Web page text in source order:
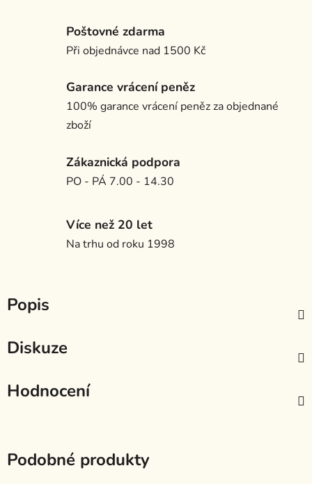
Poštovné zdarma
Při objednávce nad 1500 Kč
Garance vrácení peněz
100% garance vrácení peněz za objednané
zboží
Zákaznická podpora
PO - PÁ 7.00 - 14.30
Více než 20 let
Na trhu od roku 1998
Popis
Diskuze
Hodnocení
Podobné produkty